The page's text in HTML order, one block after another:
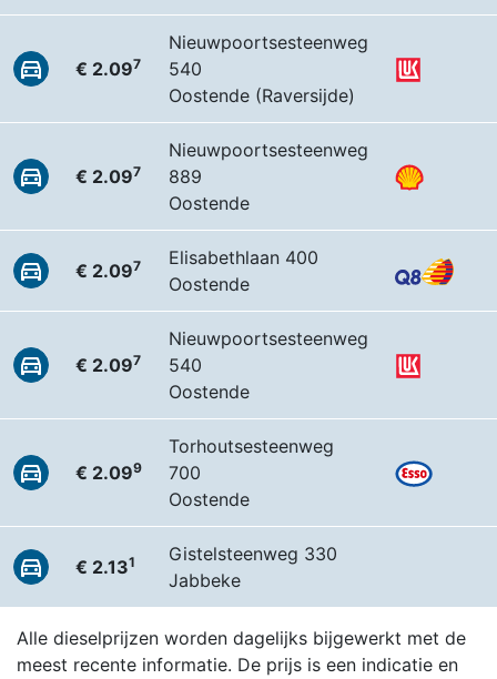
€ 2.097
Nieuwpoortsesteenweg
540
Oostende (Raversijde)
€ 2.097
Nieuwpoortsesteenweg
889
Oostende
€ 2.097
Elisabethlaan 400
Oostende
€ 2.097
Nieuwpoortsesteenweg
540
Oostende
€ 2.099
Torhoutsesteenweg
700
Oostende
€ 2.131
Gistelsteenweg 330
Jabbeke
Alle dieselprijzen worden dagelijks bijgewerkt met de
meest recente informatie. De prijs is een indicatie en